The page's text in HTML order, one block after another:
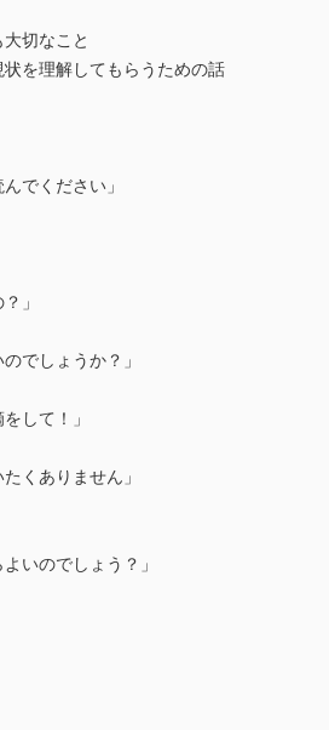
切なこと
を理解してもらうための話
ください」
」
しょうか？」
して！」
ありません」
のでしょう？」